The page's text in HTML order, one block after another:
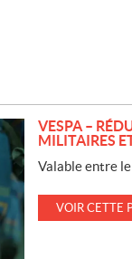
VESPA –
MILITAIRES
Valable entre
VOIR CETTE